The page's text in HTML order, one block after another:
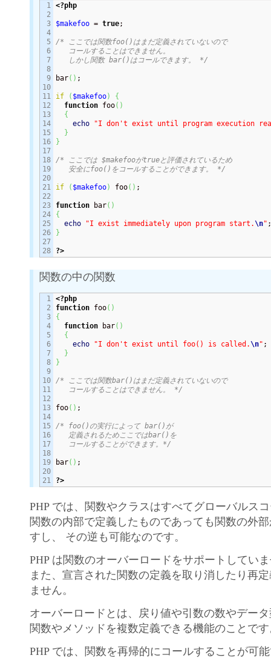
1
2
3
4
5
6
7
8
9
10
11
12
13
14
15
16
17
18
19
20
21
22
23
24
25
26
27
<?php
$makefoo = true;
/* ここでは関数foo()はまだ定義されていないので
   コールすることはできません。
   しかし関数 bar()はコールできます。 */
bar( ) ;
if ( $makefoo)
{
function foo( )
{
echo
"I don't exist until program execution
}
}
/* ここでは $makefooがtrueと評価されているため
   安全にfoo()をコールすることができます。 */
if ( $makefoo) foo( ) ;
function bar( )
{
echo
"I exist immediately upon program start.\n"
}
?>
関数の中の関数
1
2
3
4
5
6
7
8
9
10
11
12
13
14
15
16
17
18
19
20
<?php
function foo( )
{
function bar( )
{
echo
"I don't exist until foo() is called.\n" ;
}
}
/* ここでは関数bar()はまだ定義されていないので
   コールすることはできません。 */
foo( ) ;
/* foo()の実行によって bar()が
   定義されるためここではbar()を
   コールすることができます。*/
bar( ) ;
?>
PHP では、関数やクラスはすべてグローバルス
関数の内部で定義したものであっても関数の外
すし、 その逆も可能なのです。
PHP は関数のオーバーロードをサポートしてい
また、宣言された関数の定義を取り消したり再
ません。
オーバーロードとは、戻り値や引数の数やデー
関数やメソッドを複数定義できる機能のことで
PHP では、関数を再帰的にコールすることが可